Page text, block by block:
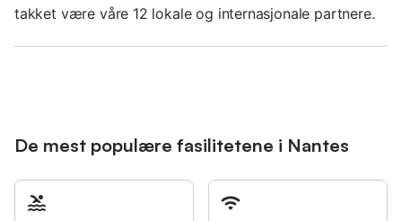
takket være våre 12 lokale og internasjonale partnere.
De mest populære fasilitetene i Nantes